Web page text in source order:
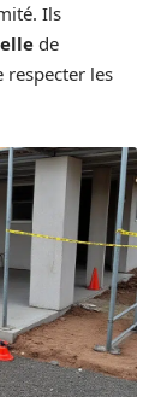
Ils
de
respecter les